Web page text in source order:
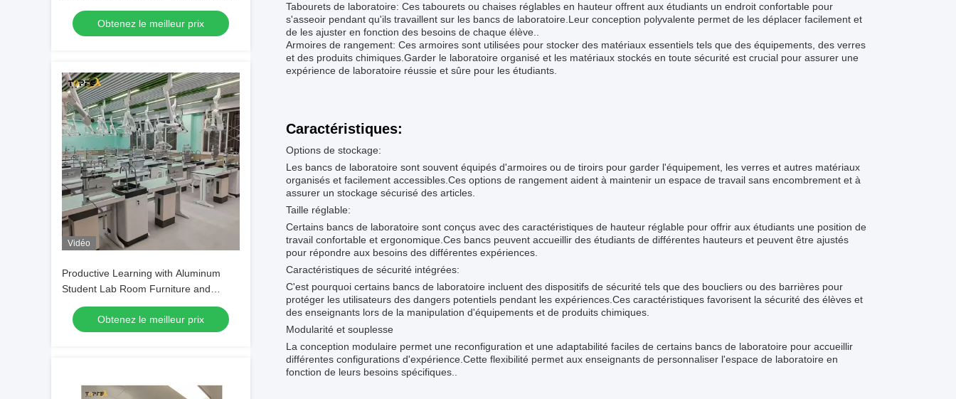
Research
Obtenez le meilleur prix
Vidéo
Productive Learning with Aluminum
Student Lab Room Furniture and
Teach Function
Obtenez le meilleur prix
Tabourets de laboratoire: Ces tabourets ou chaises réglables en hauteur offrent aux étudiants un endroit confortable pour
s'asseoir pendant qu'ils travaillent sur les bancs de laboratoire.Leur conception polyvalente permet de les déplacer facilement et
de les ajuster en fonction des besoins de chaque élève..
Armoires de rangement: Ces armoires sont utilisées pour stocker des matériaux essentiels tels que des équipements, des verres
et des produits chimiques.Garder le laboratoire organisé et les matériaux stockés en toute sécurité est crucial pour assurer une
expérience de laboratoire réussie et sûre pour les étudiants.
Caractéristiques:
Options de stockage:
Les bancs de laboratoire sont souvent équipés d'armoires ou de tiroirs pour garder l'équipement, les verres et autres matériaux
organisés et facilement accessibles.Ces options de rangement aident à maintenir un espace de travail sans encombrement et à
assurer un stockage sécurisé des articles.
Taille réglable:
Certains bancs de laboratoire sont conçus avec des caractéristiques de hauteur réglable pour offrir aux étudiants une position de
travail confortable et ergonomique.Ces bancs peuvent accueillir des étudiants de différentes hauteurs et peuvent être ajustés
pour répondre aux besoins des différentes expériences.
Caractéristiques de sécurité intégrées:
C'est pourquoi certains bancs de laboratoire incluent des dispositifs de sécurité tels que des boucliers ou des barrières pour
protéger les utilisateurs des dangers potentiels pendant les expériences.Ces caractéristiques favorisent la sécurité des élèves et
des enseignants lors de la manipulation d'équipements et de produits chimiques.
Modularité et souplesse
La conception modulaire permet une reconfiguration et une adaptabilité faciles de certains bancs de laboratoire pour accueillir
différentes configurations d'expérience.Cette flexibilité permet aux enseignants de personnaliser l'espace de laboratoire en
fonction de leurs besoins spécifiques..